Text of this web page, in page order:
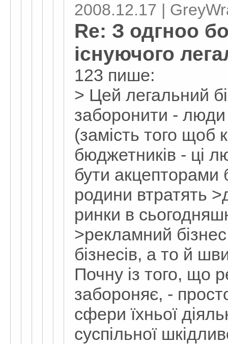
2008.12.17 |
Re: З одгноо
існуючого
123 пише:
> Цей легальний
заборонити - люди
(замість того щоб
бюджетників - ці
бути акцепторами
родини втратять
ринки в
>рекламний
бізнесів, а то й
Почну із того, що
забороняє, -
сфери їхньої
суспільної